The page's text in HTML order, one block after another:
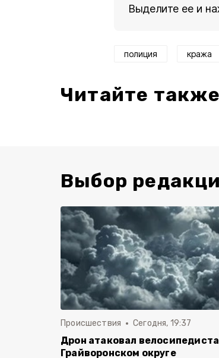
Выделите ее и
полиция кража
Читайте также
Выбор
Происшествия Сегодня, 19:37
Дрон атаковал
Грайворонском округе